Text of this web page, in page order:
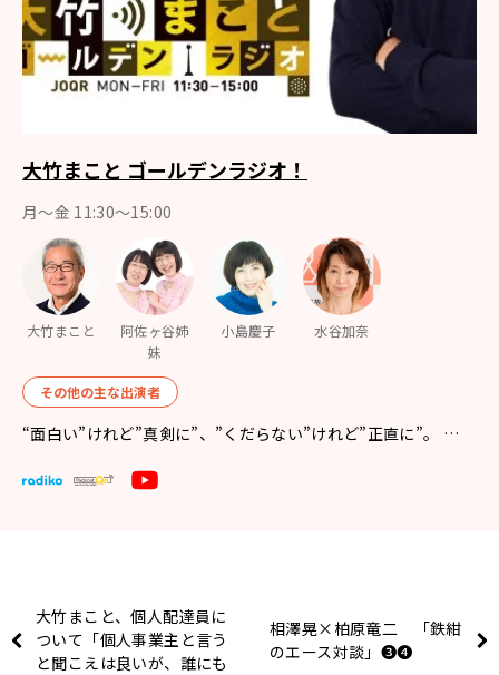
大竹まこと ゴールデンラジオ！
月〜金 11:30～15:00
大竹まこと
阿佐ヶ谷姉
妹
小島慶子 水谷加奈
その他の主な出演者
“面白い”けれど”真剣に”、”くだらない”けれど”正直に”。 …
大竹まこと、個人配達員に
ついて「個人事業主と言う
と聞こえは良いが、誰にも
相澤晃×柏原竜二 「鉄紺
のエース対談」❸❹